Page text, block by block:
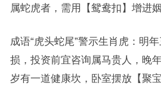
属蛇虎者，需用【鸳鸯扣】增进姻
成语“虎头蛇尾”警示生肖虎：明
损，投资前宜咨询属马贵人，晚
岁有一道健康坎，卧室摆放【聚